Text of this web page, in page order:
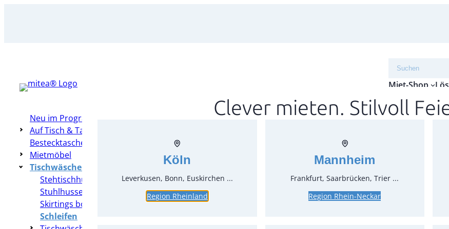
Suchen
Miet-Shop
Neu im Programm
Auf Tisch & Tafel – Table Top
Bestecktaschen
Mietmöbel
Tischwäsche & Hussen
Stehtischhussen
Stuhlhussen
Skirtings bodenlang
Schleifen
Clever mieten. Stilvoll
Köln
Leverkusen, Bonn, Euskirchen ...
Region Rheinland
Mannheim
Frankfurt, Saarbrücken, Trier ...
Region Rhein-Neckar